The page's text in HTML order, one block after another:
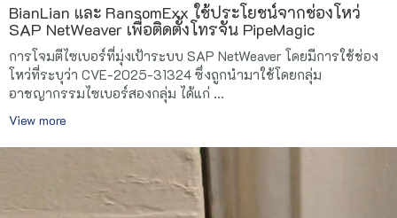
BianLian และ RansomExx ใช้ประโยชน์จากช่องโหว่
SAP NetWeaver เพื่อติดตั้งโทรจัน PipeMagic
การโจมตีไซเบอร์ที่มุ่งเป้าระบบ SAP NetWeaver โดยมีการใช้ช่อง
โหว่ที่ระบุว่า CVE-2025-31324 ซึ่งถูกนำมาใช้โดยกลุ่ม
อาชญากรรมไซเบอร์สองกลุ่ม ได้แก่ ...
View more